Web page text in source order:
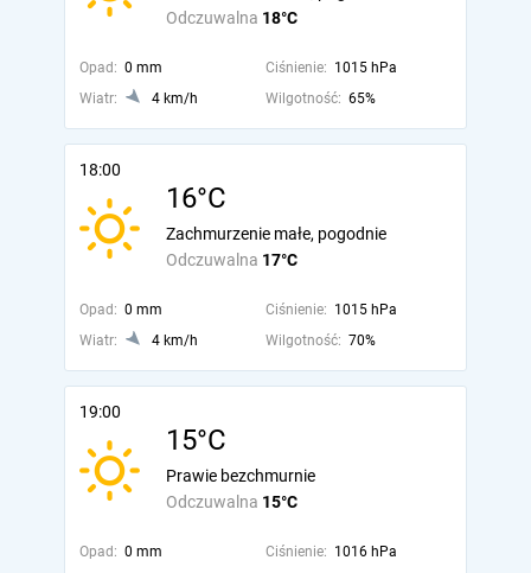
Odczuwalna 18°C
Opad: 0 mm Ciśnienie: 1015 hPa
Wiatr:
4 km/h Wilgotność: 65%
18:00
16°C
Odczuwalna 17°C
Zachmurzenie małe, pogodnie
Opad: 0 mm Ciśnienie: 1015 hPa
Wiatr:
4 km/h Wilgotność: 70%
19:00
15°C
Odczuwalna 15°C
Prawie bezchmurnie
Opad: 0 mm Ciśnienie: 1016 hPa